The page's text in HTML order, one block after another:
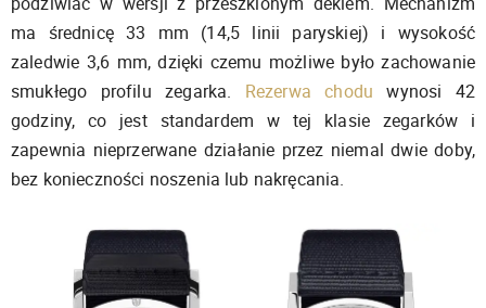
ma średnicę 33 mm (14,5 linii paryskiej) i wysokość
zaledwie 3,6 mm, dzięki czemu możliwe było zachowanie
smukłego profilu zegarka. Rezerwa chodu wynosi 42
godziny, co jest standardem w tej klasie zegarków i
zapewnia nieprzerwane działanie przez niemal dwie doby,
bez konieczności noszenia lub nakręcania.